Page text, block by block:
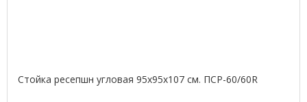
Стойка ресепшн угловая 95х95х107 см. ПСР-60/60R